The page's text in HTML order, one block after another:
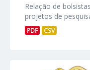
Relação de
projetos de
PDF CSV